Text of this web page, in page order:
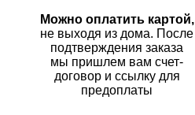
Можно оплатить картой,
не выходя из дома. После
подтверждения заказа
мы пришлем вам счет-
договор и ссылку для
предоплаты